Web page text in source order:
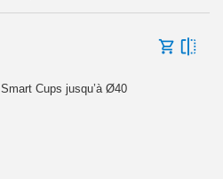
Smart Cups jusqu’à Ø40